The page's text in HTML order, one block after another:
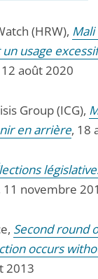
(HRW), Mali
usage
août 2020
Group (ICG),
en arrière, 18
11 novembre
Second round
occurs
2013